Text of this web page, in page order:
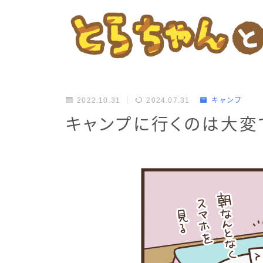
2022.10.31 2024.07.31 キャンプ
キャンプに行くのは大変